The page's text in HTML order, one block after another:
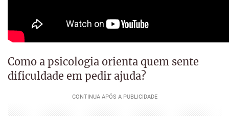
Como a psicologia orienta quem sente
dificuldade em pedir ajuda?